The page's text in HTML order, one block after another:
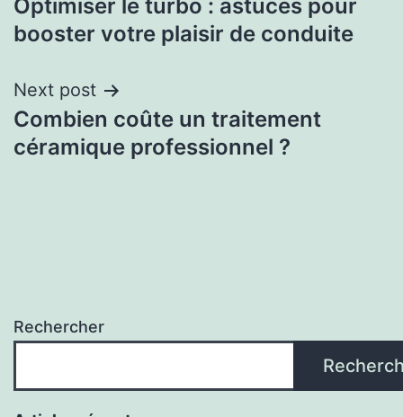
Optimiser le turbo : astuces pour
booster votre plaisir de conduite
Next post
Combien coûte un traitement
céramique professionnel ?
Rechercher